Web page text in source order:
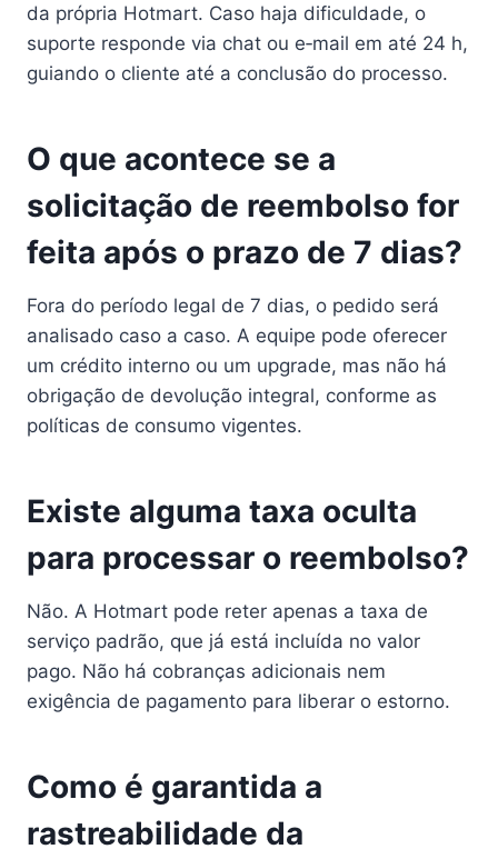
da própria Hotmart. Caso haja dificuldade, o
suporte responde via chat ou e‑mail em até 24 h,
guiando o cliente até a conclusão do processo.
O que acontece se a
solicitação de reembolso for
feita após o prazo de 7 dias?
Fora do período legal de 7 dias, o pedido será
analisado caso a caso. A equipe pode oferecer
um crédito interno ou um upgrade, mas não há
obrigação de devolução integral, conforme as
políticas de consumo vigentes.
Existe alguma taxa oculta
para processar o reembolso?
Não. A Hotmart pode reter apenas a taxa de
serviço padrão, que já está incluída no valor
pago. Não há cobranças adicionais nem
exigência de pagamento para liberar o estorno.
Como é garantida a
rastreabilidade da